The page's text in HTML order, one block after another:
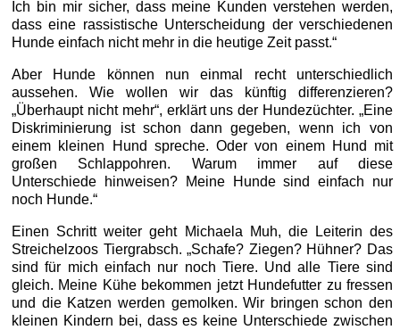
Ich bin mir sicher, dass meine Kunden verstehen werden,
dass eine rassistische Unterscheidung der verschiedenen
Hunde einfach nicht mehr in die heutige Zeit passt.“
Aber Hunde können nun einmal recht unterschiedlich
aussehen. Wie wollen wir das künftig differenzieren?
„Überhaupt nicht mehr“, erklärt uns der Hundezüchter. „Eine
Diskriminierung ist schon dann gegeben, wenn ich von
einem kleinen Hund spreche. Oder von einem Hund mit
großen Schlappohren. Warum immer auf diese
Unterschiede hinweisen? Meine Hunde sind einfach nur
noch Hunde.“
Einen Schritt weiter geht Michaela Muh, die Leiterin des
Streichelzoos Tiergrabsch. „Schafe? Ziegen? Hühner? Das
sind für mich einfach nur noch Tiere. Und alle Tiere sind
gleich. Meine Kühe bekommen jetzt Hundefutter zu fressen
und die Katzen werden gemolken. Wir bringen schon den
kleinen Kindern bei, dass es keine Unterschiede zwischen